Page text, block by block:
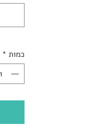
כמות *